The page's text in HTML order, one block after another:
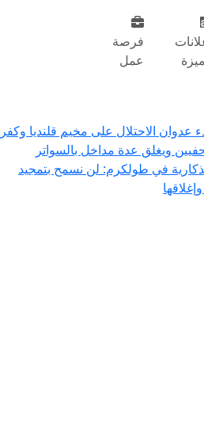
فرصة
عمل
عدوان الاحتلال على مخيم قلنديا وكفر
ويغلق عدة مداخل بالسواتر
في طولكرم: لن نسمح بتمجيد